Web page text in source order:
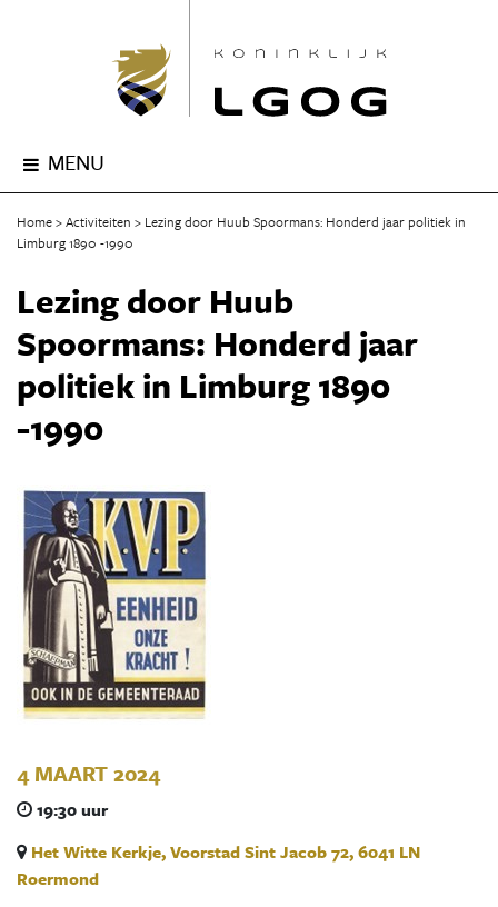
MENU
Home Activiteiten
Lezing door Huub Spoormans: Honderd jaar politiek in
Limburg 1890 -1990
Lezing door Huub
Spoormans: Honderd jaar
politiek in Limburg 1890
-1990
4 MAART 2024
19:30 uur
Het Witte Kerkje, Voorstad Sint Jacob 72, 6041 LN
Roermond